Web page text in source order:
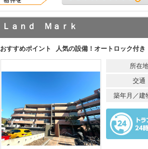
Ｌａｎｄ Ｍａｒｋ
おすすめポイント 人気の設備！オートロック付き
所在
交通
築年月／建